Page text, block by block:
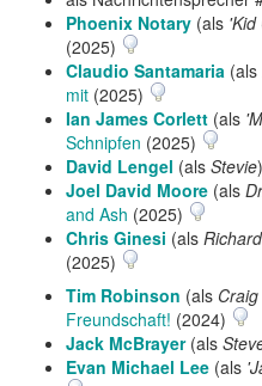
Phoenix Notary (als 'Kid
(2025)
Claudio Santamaria (als
mit (2025)
Ian James Corlett (als
Schnipfen (2025)
David Lengel (als Stevie
Joel David Moore (als
and Ash (2025)
Chris Ginesi (als
(2025)
Tim Robinson (als
Freundschaft! (2024)
Jack McBrayer(als
Evan Michael Lee (als